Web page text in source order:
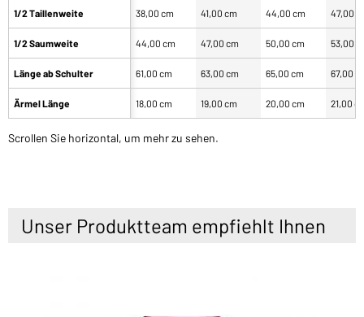
1/2 Taillenweite
1/2 Saumweite
Länge ab Schulter
Ärmel Länge
38,00 cm 41,00 cm 44,00 cm 47,00
44,00 cm 47,00 cm 50,00 cm 53,00
61,00 cm 63,00 cm 65,00 cm 67,00
18,00 cm 19,00 cm 20,00 cm 21,00
Scrollen Sie horizontal, um mehr zu sehen.
Unser Produktteam empfiehlt Ihnen